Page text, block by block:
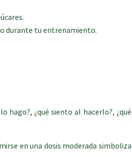
durante tu entrenamiento.
hago?, ¿qué siento al hacerlo?, ¿qué
en una dosis moderada simboliza